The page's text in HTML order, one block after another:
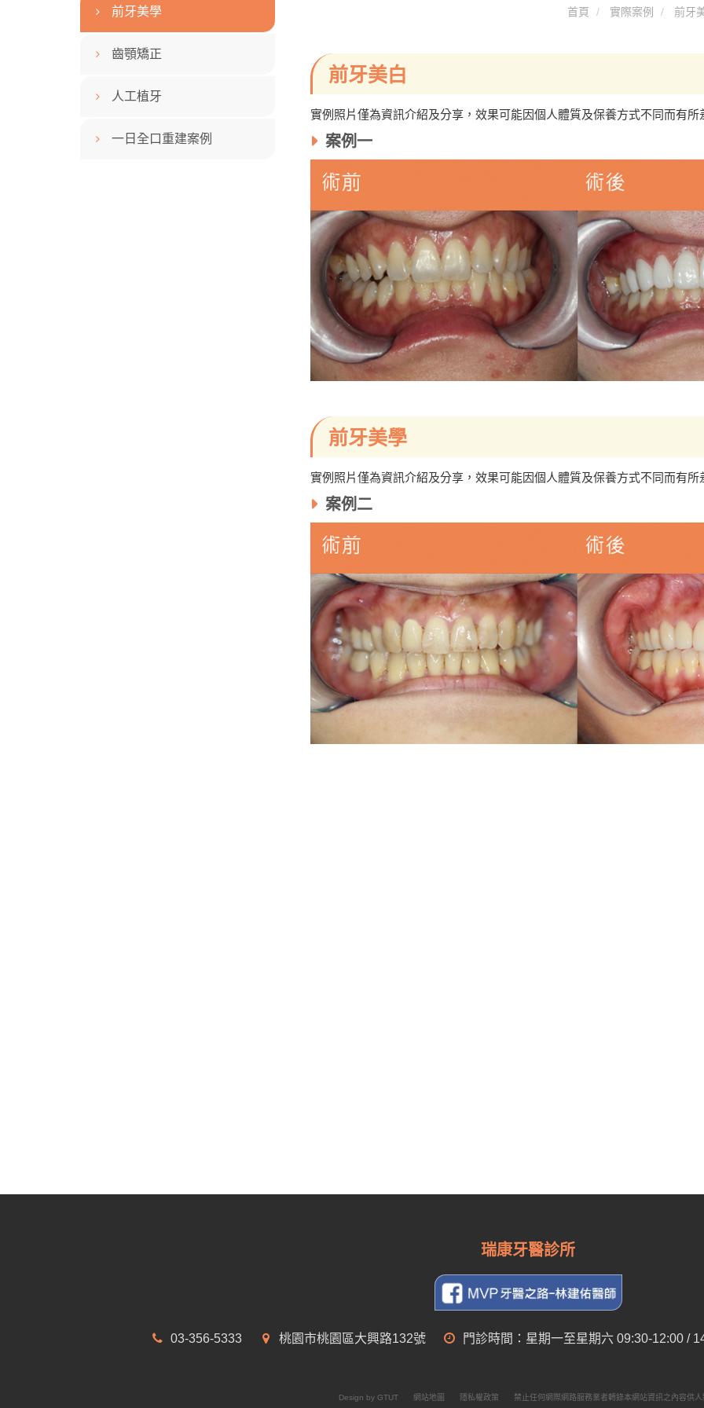
前牙美學
齒顎矯正
人工植牙
一日全口重建案例
首頁 實際案例 前牙
前牙美白
實例照片僅為資訊介紹及分享，效果可能因個人體質及保養方式不同而有所
案例一
前牙美學
實例照片僅為資訊介紹及分享，效果可能因個人體質及保養方式不同而有所
案例二
瑞康牙醫診所
03-356-5333 桃園市桃園區大興路132號 門診時間：星期一至星期六 09:30-12:00 /
Design by GTUT 網站地圖 隱私權政策 禁止任何網際網路服務業者轉錄本網站資訊之內容供人